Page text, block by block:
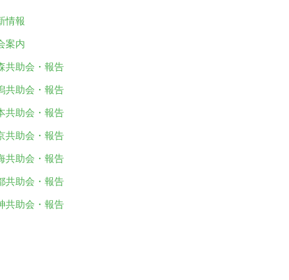
情報
案内
共助会・報告
共助会・報告
共助会・報告
共助会・報告
共助会・報告
共助会・報告
共助会・報告